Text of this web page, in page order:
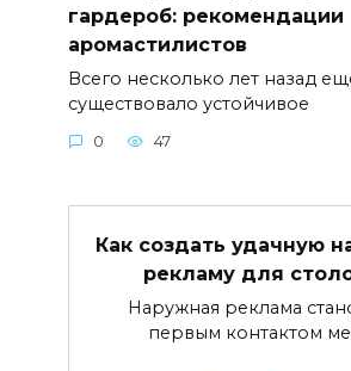
гардероб: рекомендации
аромастилистов
Всего несколько лет назад
существовало устойчивое
0 47
Как создать удачную
рекламу для
Наружная реклама
первым контактом